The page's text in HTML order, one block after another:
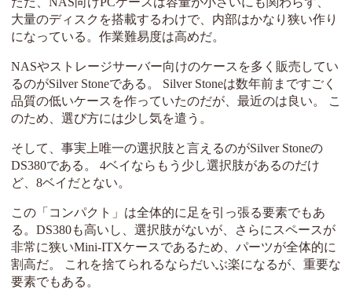
大量のディスクを搭載するわけで、内部はかなり狭い作り
になっている。作業難易度は高めだ。
NASやストレージサーバー向けのケースを多く販売してい
るのがSilver Stoneである。 Silver Stoneは数年前まですごく
品質の低いケースを作っていたのだが、最近のは良い。 こ
のため、選び方には少し気を遣う。
そして、事実上唯一の選択肢と言えるのがSilver Stoneの
DS380である。 4ベイならもう少し選択肢があるのだけ
ど、8ベイだとない。
この「コンパクト」は全体的に足を引っ張る要素でもあ
る。DS380も高いし、選択肢がないが、さらにスペースが
非常に狭いMini-ITXケースであるため、パーツが全体的に
割高だ。 これを捨てられるならだいぶ楽になるが、重要な
要素でもある。